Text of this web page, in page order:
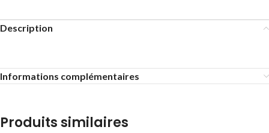
Description
Informations complémentaires
Produits similaires